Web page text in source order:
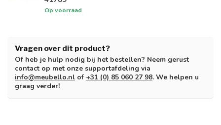
Op voorraad
Vragen over dit product?
Of heb je hulp nodig bij het bestellen? Neem gerust
contact op met onze supportafdeling via
info@meubello.nl of +31 (0) 85 060 27 98. We helpen u
graag verder!